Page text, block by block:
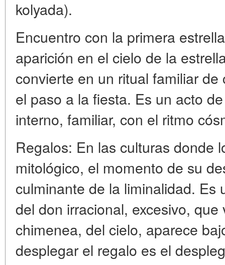
kolyada).
Encuentro con la primera
aparición en el cielo de la
convierte en un ritual familiar
el paso a la fiesta. Es un acto
interno, familiar, con el ritmo
Regalos: En las culturas donde
mitológico, el momento de su
culminante de la liminalidad. Es
del don irracional, excesivo,
chimenea, del cielo, aparece
desplegar el regalo es el